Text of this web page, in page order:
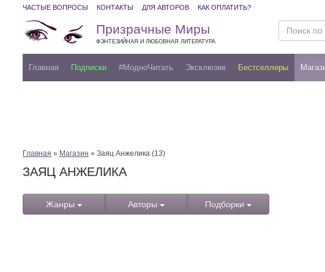
ЧАСТЫЕ ВОПРОСЫ КОНТАКТЫ ДЛЯ АВТОРОВ КАК ОПЛАТИТЬ?
Призрачные Миры
ФЭНТЕЗИЙНАЯ И ЛЮБОВНАЯ ЛИТЕРАТУРА
Главная Подписки #МодноЧитать Эксклюзив Бестселлеры
Главная » Магазин » Заяц Анжелика (13)
ЗАЯЦ АНЖЕЛИКА
Жанры Авторы Подборки